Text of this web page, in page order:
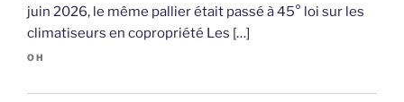
juin 2026, le même pallier était passé à 45° loi sur les
climatiseurs en copropriété Les […]
OH